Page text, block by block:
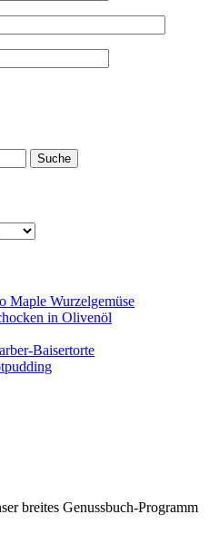
Maple Wurzelgemüse
in Olivenöl
Baisertorte
breites Genussbuch-Programm